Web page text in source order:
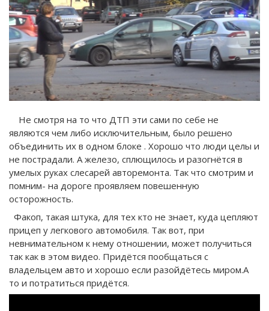
Не смотря на то что ДТП эти сами по себе не
являются чем либо исключительным, было решено
объединить их в одном блоке . Хорошо что люди целы и
не пострадали. А железо, сплющилось и разогнётся в
умелых руках слесарей авторемонта. Так что смотрим и
помним- на дороге проявляем повешенную
осторожность.
Факоп, такая штука, для тех кто не знает, куда цепляют
прицеп у легкового автомобиля. Так вот, при
невнимательном к нему отношении, может получиться
так как в этом видео. Придётся пообщаться с
владельцем авто и хорошо если разойдётесь миром.А
то и потратиться придётся.